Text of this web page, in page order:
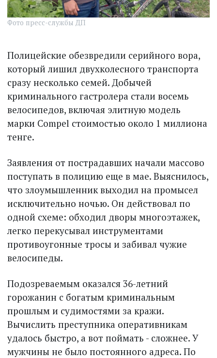
Фото пресс-службы ДП
Полицейские обезвредили серийного вора,
который лишил двухколесного транспорта
сразу несколько семей. Добычей
криминального гастролера стали восемь
велосипедов, включая элитную модель
марки Compel стоимостью около 1 миллиона
тенге.
Заявления от пострадавших начали массово
поступать в полицию еще в мае. Выяснилось,
что злоумышленник выходил на промысел
исключительно ночью. Он действовал по
одной схеме: обходил дворы многоэтажек,
легко перекусывал инструментами
противоугонные тросы и забивал чужие
велосипеды.
Подозреваемым оказался 36-летний
горожанин с богатым криминальным
прошлым и судимостями за кражи.
Вычислить преступника оперативникам
удалось быстро, а вот поймать - сложнее. У
мужчины не было постоянного адреса. По